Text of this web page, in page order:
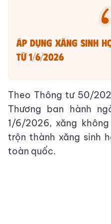
Áp dụng xăng sinh
từ 1/6/2026
Theo Thông tư 50/
Thương ban hành
1/6/2026, xăng
trộn thành xăng sinh
toàn quốc.